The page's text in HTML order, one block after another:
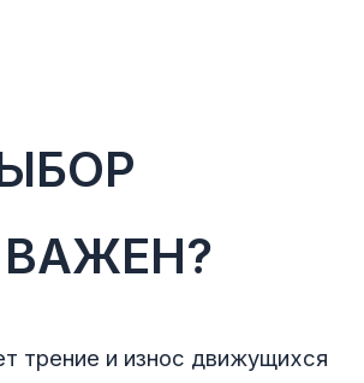
трение и износ движущихся